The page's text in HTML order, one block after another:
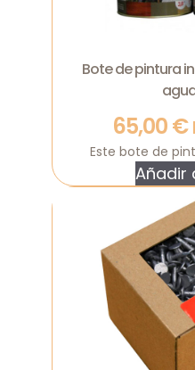
Bote de pintura
65,00€
Este bote de
Añadir